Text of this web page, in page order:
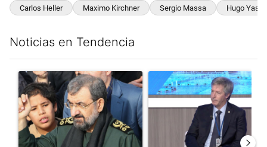
Carlos Heller Maximo Kirchner Sergio Massa Hugo Yasky
Noticias en Tendencia
Un artículo de tendencia con el título "Irán nombró al ideólogo
Un artículo de tendencia